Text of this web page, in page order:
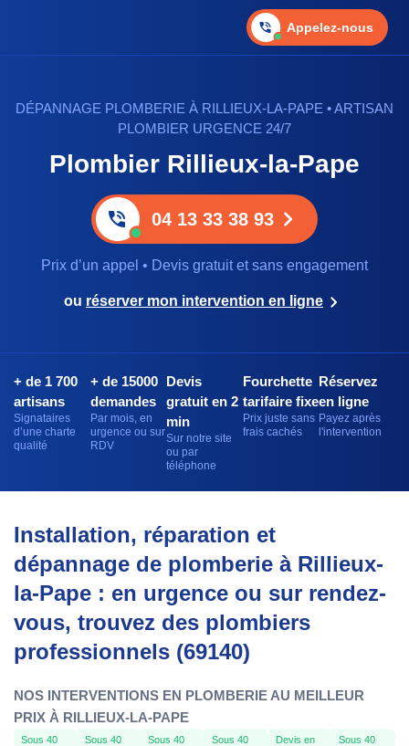
Appelez-nous
DÉPANNAGE PLOMBERIE À RILLIEUX-LA-PAPE • ARTISAN
PLOMBIER URGENCE 24/7
Plombier Rillieux-la-Pape
04 13 33 38 93
Prix d’un appel • Devis gratuit et sans engagement
ou réserver mon intervention en ligne
+ de 1 700
artisans
Signataires
d’une charte
qualité
+ de 15000
demandes
Par mois, en
urgence ou sur
RDV
Devis
gratuit en 2
min
Sur notre site
ou par
téléphone
Fourchette
tarifaire fixe
Prix juste sans
frais cachés
Réservez
en ligne
Payez après
l'intervention
Installation, réparation et
dépannage de plomberie à Rillieux-
la-Pape : en urgence ou sur rendez-
vous, trouvez des plombiers
professionnels (69140)
NOS INTERVENTIONS EN PLOMBERIE AU MEILLEUR
PRIX À RILLIEUX-LA-PAPE
Sous 40
Sous 40
Sous 40
Sous 40
Devis en
Sous 40